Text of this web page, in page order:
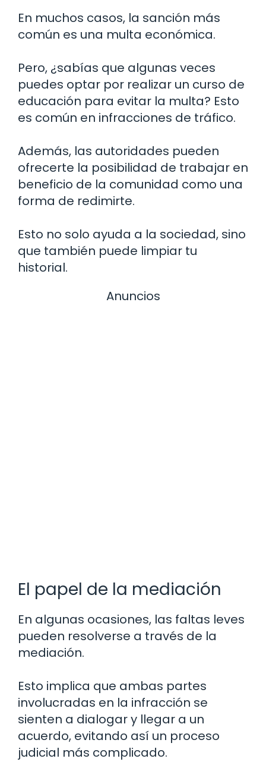
En muchos casos, la sanción más
común es una multa económica.
Pero, ¿sabías que algunas veces
puedes optar por realizar un curso de
educación para evitar la multa? Esto
es común en infracciones de tráfico.
Además, las autoridades pueden
ofrecerte la posibilidad de trabajar en
beneficio de la comunidad como una
forma de redimirte.
Esto no solo ayuda a la sociedad, sino
que también puede limpiar tu
historial.
Anuncios
El papel de la mediación
En algunas ocasiones, las faltas leves
pueden resolverse a través de la
mediación.
Esto implica que ambas partes
involucradas en la infracción se
sienten a dialogar y llegar a un
acuerdo, evitando así un proceso
judicial más complicado.